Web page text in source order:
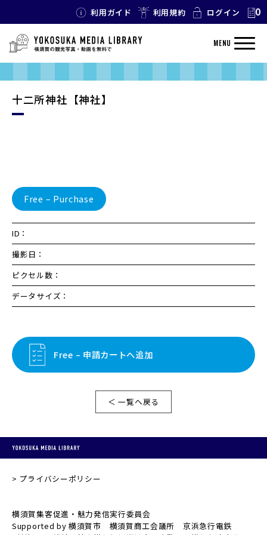
利用ガイド 利用規約 ログイン 0
MENU
十二所神社【神社】
Free – Purchase
ID：
撮影日：
ピクセル数：
データサイズ：
Free – 申請カートへ追加
＜ 一覧へ戻る
プライバシーポリシー
横須賀集客促進・魅力発信実行委員会
Supported by 横須賀市 横須賀商工会議所 京浜急行電鉄